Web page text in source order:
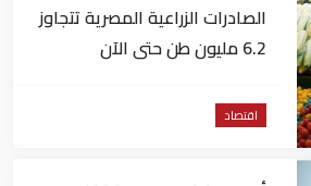
الصادرات الزراعية المصرية تتجاوز
6.2 مليون طن حتى الآن
اقتصاد